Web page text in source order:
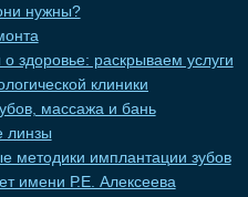
нужны?
здоровье: раскрываем услуги
клиники
массажа и бань
линзы
методики имплантации зубов
имени Р.Е. Алексеева